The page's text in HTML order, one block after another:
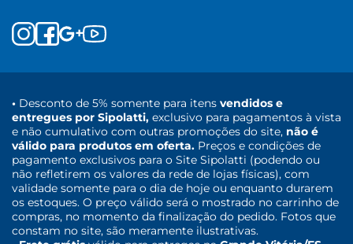
• Desconto de 5% somente para itens vendidos e
entregues por Sipolatti, exclusivo para pagamentos à vista
e não cumulativo com outras promoções do site, não é
válido para produtos em oferta. Preços e condições de
pagamento exclusivos para o Site Sipolatti (podendo ou
não refletirem os valores da rede de lojas físicas), com
validade somente para o dia de hoje ou enquanto durarem
os estoques. O preço válido será o mostrado no carrinho de
compras, no momento da finalização do pedido. Fotos que
constam no site, são meramente ilustrativas.